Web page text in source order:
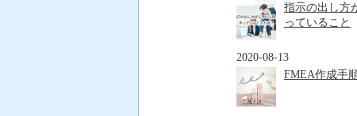
指示の出し方
っていること
2020-08-13
FMEA作成手